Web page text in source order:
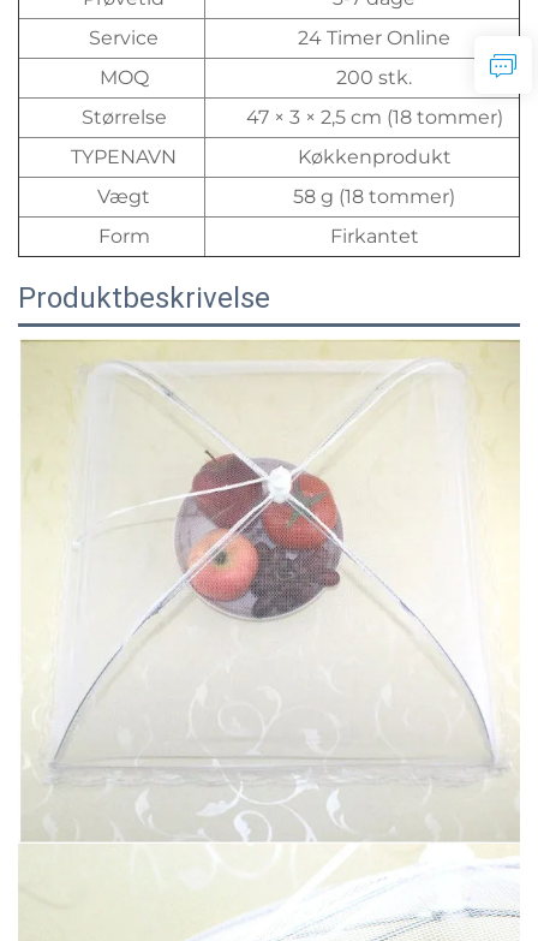
Service
24 Timer Online
MOQ
200 stk.
Størrelse
47 × 3 × 2,5 cm (18 tommer)
TYPENAVN
Køkkenprodukt
Vægt
58 g (18 tommer)
Form
Firkantet
Produktbeskrivelse